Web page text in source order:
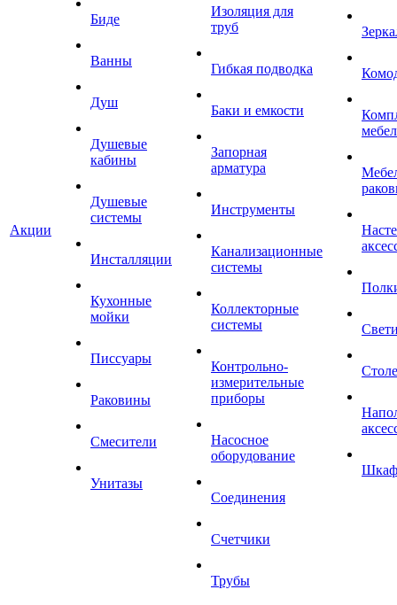
Акции
Биде
Ванны
Душ
Душевые
кабины
Душевые
системы
Инсталляции
Кухонные
мойки
Писсуары
Раковины
Смесители
Унитазы
Изоляция для
труб
Гибкая подводка
Баки и емкости
Запорная
арматура
Инструменты
Канализационные
системы
Коллекторные
системы
Контрольно-
измерительные
приборы
Насосное
оборудование
Соединения
Счетчики
Трубы